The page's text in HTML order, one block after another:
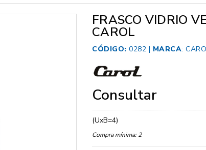
FRASCO VIDRIO
CAROL
CÓDIGO: 0282 | MARCA:
Consultar
(UxB=4)
Compra mínima: 2